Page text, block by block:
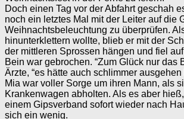
Doch einen Tag vor der Abfahrt geschah
noch ein letztes Mal mit der Leiter auf die
Weihnachtsbeleuchtung zu überprüfen.
hinunterklettern wollte, blieb er mit der
der mittleren Sprossen hängen und fiel
Bein war gebrochen. “Zum Glück nur das
Ärzte, “es hätte auch schlimmer ausgehen
Mia war voller Sorge um ihren Mann, als
Krankenwagen abholten. Als es aber
einem Gipsverband sofort wieder nach
sich ein wenig.